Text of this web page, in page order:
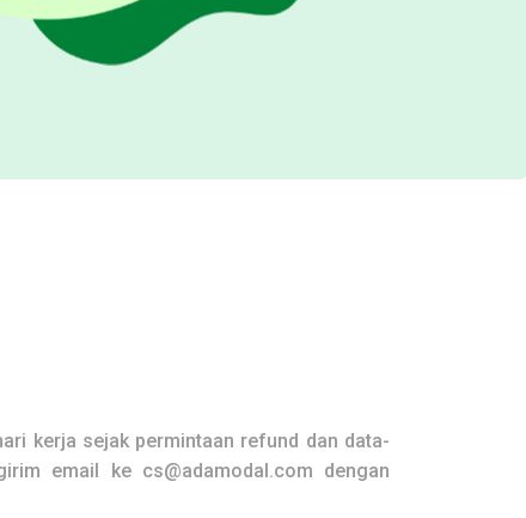
kerja sejak permintaan refund dan data-
email ke cs@adamodal.com dengan